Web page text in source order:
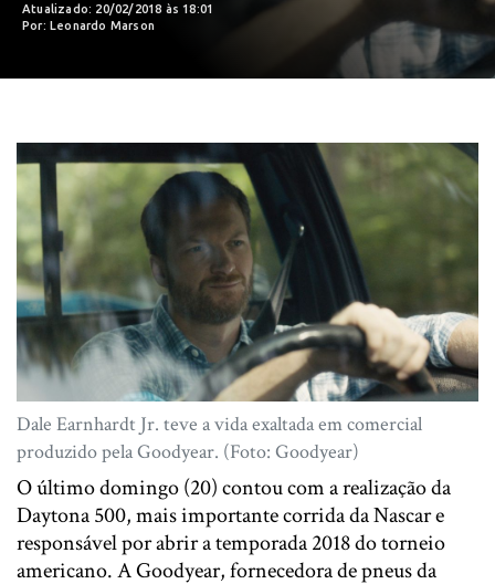
Atualizado: 20/02/2018 às 18:01
Por: Leonardo Marson
Dale Earnhardt Jr. teve a vida exaltada em comercial
produzido pela Goodyear. (Foto: Goodyear)
O último domingo (20) contou com a realização da
Daytona 500, mais importante corrida da Nascar e
responsável por abrir a temporada 2018 do torneio
americano. A Goodyear, fornecedora de pneus da